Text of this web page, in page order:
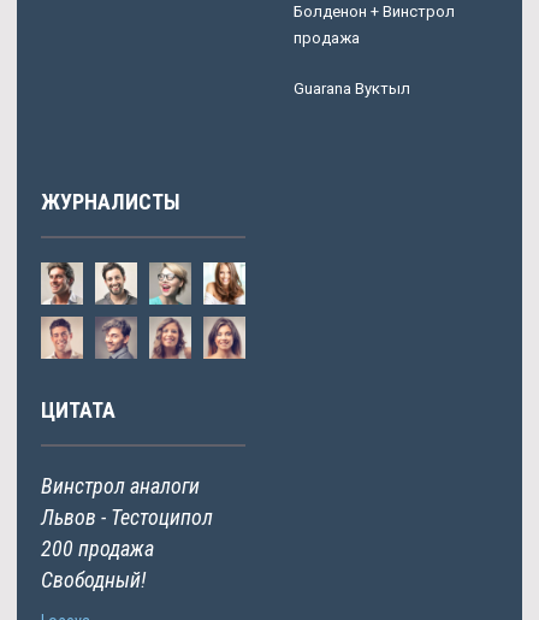
Болденон + Винстрол
продажа
Guarana Вуктыл
ЖУРНАЛИСТЫ
ЦИТАТА
Винстрол аналоги
Львов - Тестоципол
200 продажа
Свободный!